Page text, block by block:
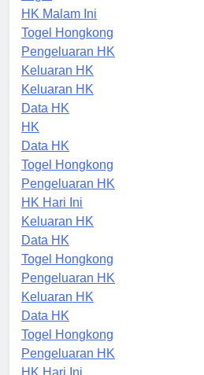
Togel
HK Malam Ini
Togel Hongkong
Pengeluaran HK
Keluaran HK
Keluaran HK
Data HK
HK
Data HK
Togel Hongkong
Pengeluaran HK
HK Hari Ini
Keluaran HK
Data HK
Togel Hongkong
Pengeluaran HK
Keluaran HK
Data HK
Togel Hongkong
Pengeluaran HK